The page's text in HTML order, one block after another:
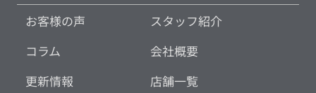
お客様の声
コラム
更新情報
スタッフ紹介
会社概要
店舗一覧